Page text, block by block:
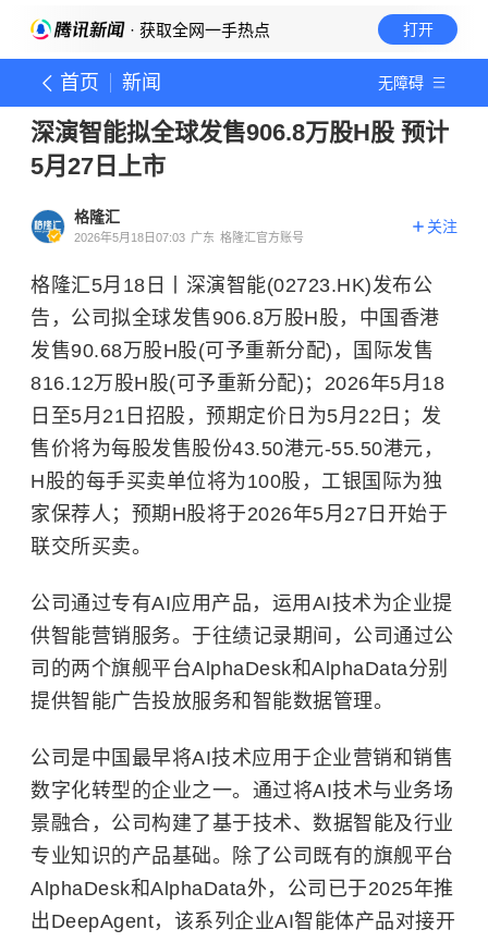
· 获取全网一手热点 打开
首页 新闻 无障碍
深演智能拟全球发售906.8万股H股 预计
5月27日上市
格隆汇
2026年5月18日07:03 广东 格隆汇官方账号
关注
格隆汇5月18日丨 深演智能(02723.HK)发布公
告，公司拟全球发售906.8万股H股，中国香港
发售90.68万股H股(可予重新分配)，国际发售
816.12万股H股(可予重新分配)；2026年5月18
日至5月21日招股，预期定价日为5月22日；发
售价将为每股发售股份43.50港元-55.50港元，
H股的每手买卖单位将为100股，工银国际为独
家保荐人；预期H股将于2026年5月27日开始于
联交所买卖。
公司通过专有AI应用产品，运用AI技术为企业提
供智能营销服务。于往绩记录期间，公司通过公
司的两个旗舰平台AlphaDesk和AlphaData分别
提供智能广告投放服务和智能数据管理。
公司是中国最早将AI技术应用于企业营销和销售
数字化转型的企业之一。通过将AI技术与业务场
景融合，公司构建了基于技术、数据智能及行业
专业知识的产品基础。除了公司既有的旗舰平台
AlphaDesk和AlphaData外，公司已于2025年推
出DeepAgent，该系列企业AI智能体产品对接开